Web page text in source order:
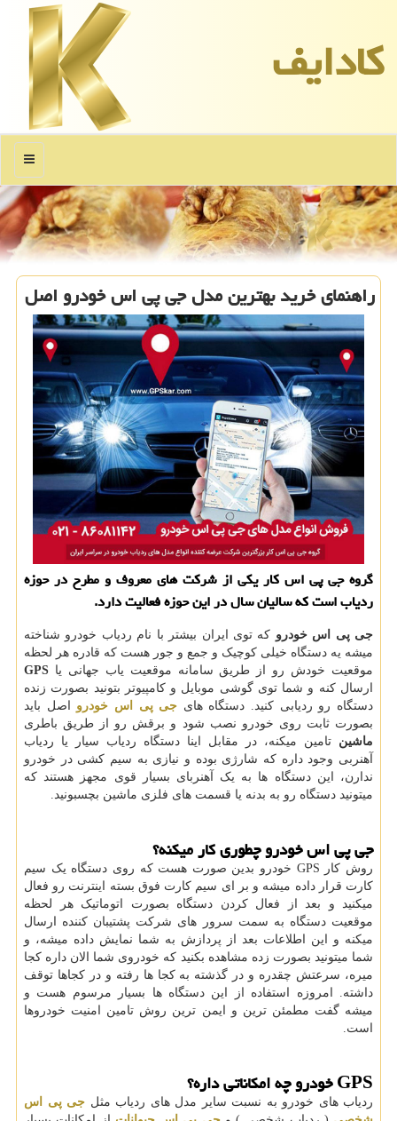
كادایف
منو
راهنمای خرید بهترین مدل جی پی اس خودرو اصل
گروه جی پی اس کار یکی از شرکت های معروف و مطرح در حوزه
ردیاب است که سالیان سال در این حوزه فعالیت دارد.
جی پی اس خودرو که توی ایران بیشتر با نام ردیاب خودرو شناخته
میشه یه دستگاه خیلی کوچیک و جمع و جور هست که قادره هر لحظه
موقعیت خودش رو از طریق سامانه موقعیت یاب جهانی یا GPS
ارسال کنه و شما توی گوشی موبایل و کامپیوتر بتونید بصورت زنده
دستگاه رو ردیابی کنید. دستگاه های جی پی اس خودرو اصل باید
بصورت ثابت روی خودرو نصب شود و برقش رو از طریق باطری
ماشین تامین میکنه، در مقابل اینا دستگاه ردیاب سیار یا ردیاب
آهنربی وجود داره که شارژی بوده و نیازی به سیم کشی در خودرو
ندارن، این دستگاه ها به یک آهنربای بسیار قوی مجهز هستند که
میتونید دستگاه رو به بدنه یا قسمت های فلزی ماشین بچسبونید.
جی پی اس خودرو چطوری کار میکنه؟
روش کار GPS خودرو بدین صورت هست که روی دستگاه یک سیم
کارت قرار داده میشه و بر ای سیم کارت فوق بسته اینترنت رو فعال
میکنید و بعد از فعال کردن دستگاه بصورت اتوماتیک هر لحظه
موقعیت دستگاه به سمت سرور های شرکت پشتیبان کننده ارسال
میکنه و این اطلاعات بعد از پردازش به شما نمایش داده میشه، و
شما میتونید بصورت زده مشاهده بکنید که خودروی شما الان داره کجا
میره، سرعتش چقدره و در گذشته به کجا ها رفته و در کجاها توقف
داشته. امروزه استفاده از این دستگاه ها بسیار مرسوم هست و
میشه گفت مطمئن ترین و ایمن ترین روش تامین امنیت خودروها
است.
GPSخودرو چه امکاناتی داره؟
ردیاب های خودرو به نسبت سایر مدل های ردیاب مثل جی پی اس